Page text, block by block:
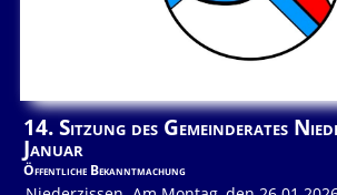
14. Sitzung des Gemeinderates
Januar
Öffentliche Bekanntmachung